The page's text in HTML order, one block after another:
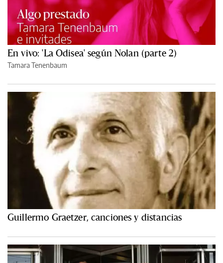
En vivo: 'La Odisea' según Nolan (parte 2)
Tamara Tenenbaum
Guillermo Graetzer, canciones y distancias